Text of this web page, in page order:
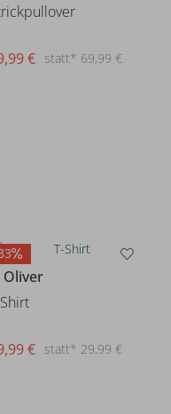
statt* 69,99 €
€
Oliver
statt* 29,99 €
€